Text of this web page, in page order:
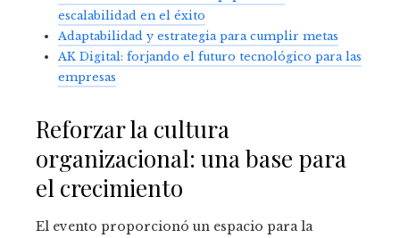
escalabilidad en el éxito
Adaptabilidad y estrategia para cumplir metas
AK Digital: forjando el futuro tecnológico para las
empresas
Reforzar la cultura
organizacional: una base para
el crecimiento
El evento proporcionó un espacio para la